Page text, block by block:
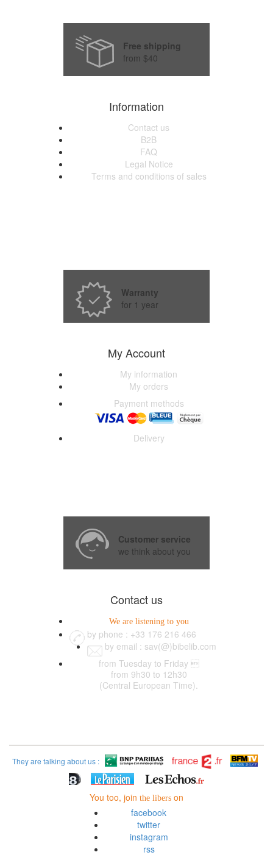
Free shipping
from $40
Information
Contact us
B2B
FAQ
Legal Notice
Terms and conditions of sales
Warranty
for 1 year
My Account
My information
My orders
Payment methods
Delivery
Customer service
we think about you
Contact us
We are listening to you
by phone : +33 176 216 466
by email : sav(@)bibelib.com
from Tuesday to Friday 
from 9h30 to 12h30
(Central European Time).
They are talking about us :
You too, join the libers on
facebook
twitter
instagram
rss